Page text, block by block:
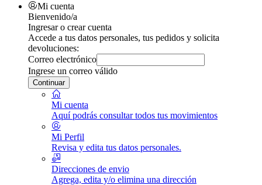
Mi cuenta
Bienvenido/a
Ingresar o crear cuenta
Accede a tus datos personales, tus pedidos y solicita
devoluciones:
Correo electrónico
Ingrese un correo válido
Continuar
Mi cuenta
Aquí podrás consultar todos tus movimientos
Mi Perfil
Revisa y edita tus datos personales.
Direcciones de envio
Agrega, edita y/o elimina una dirección